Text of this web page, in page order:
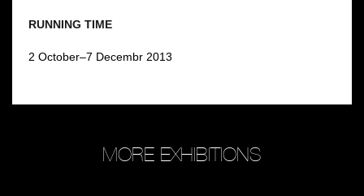
RUNNING TIME
2 October–7 Decembr 2013
MORE EXHIBITIONS